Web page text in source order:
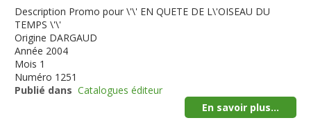
Description Promo pour \'\' EN QUETE DE L\'OISEAU DU
TEMPS \'\'
Origine DARGAUD
Année 2004
Mois 1
Numéro 1251
Publié dans Catalogues éditeur
En savoir plus...